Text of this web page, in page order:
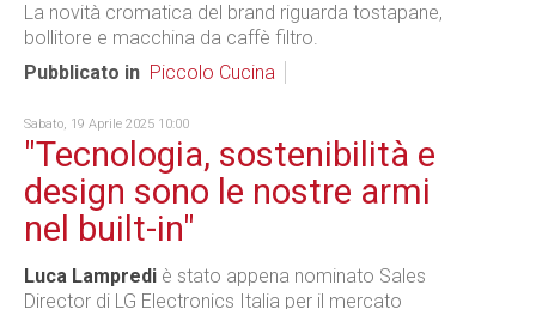
La novità cromatica del brand riguarda tostapane,
bollitore e macchina da caffè filtro.
Pubblicato in Piccolo Cucina
Sabato, 19 Aprile 2025 10:00
"Tecnologia, sostenibilità e
design sono le nostre armi
nel built-in"
Luca Lampredi è stato appena nominato Sales
Director di LG Electronics Italia per il mercato